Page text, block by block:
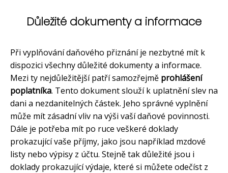
Důležité dokumenty a informace
Při vyplňování daňového přiznání je nezbytné mít k
dispozici všechny důležité dokumenty a informace.
Mezi ty nejdůležitější patří samozřejmě prohlášení
poplatníka. Tento dokument slouží k uplatnění slev na
dani a nezdanitelných částek. Jeho správné vyplnění
může mít zásadní vliv na výši vaší daňové povinnosti.
Dále je potřeba mít po ruce veškeré doklady
prokazující vaše příjmy, jako jsou například mzdové
listy nebo výpisy z účtu. Stejně tak důležité jsou i
doklady prokazující výdaje, které si můžete odečíst z